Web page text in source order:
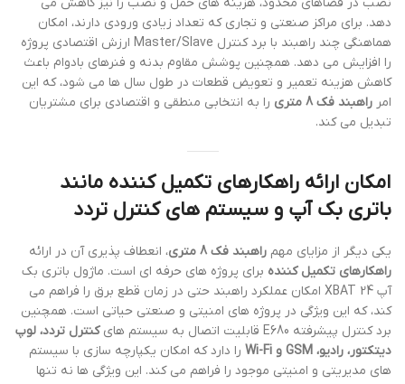
دهد. برای مراکز صنعتی و تجاری که تعداد زیادی ورودی دارند، امکان
هماهنگی چند راهبند با برد کنترل Master/Slave ارزش اقتصادی پروژه
را افزایش می دهد. همچنین پوشش مقاوم بدنه و فنرهای بادوام باعث
کاهش هزینه تعمیر و تعویض قطعات در طول سال ها می شود، که این
امر راهبند فک 8 متری
را به انتخابی منطقی و اقتصادی برای مشتریان
تبدیل می کند.
امکان ارائه راهکارهای تکمیل کننده مانند
باتری بک آپ و سیستم های کنترل تردد
یکی دیگر از مزایای مهم راهبند فک 8 متری
، انعطاف پذیری آن در ارائه
راهکارهای تکمیل کننده برای پروژه های حرفه ای است. ماژول باتری بک
آپ XBAT 24 امکان عملکرد راهبند حتی در زمان قطع برق را فراهم می
کند، که این ویژگی در پروژه های امنیتی و صنعتی حیاتی است. همچنین
برد کنترل پیشرفته E680 قابلیت اتصال به سیستم های
کنترل تردد، لوپ
دیتکتور، رادیو، GSM و Wi-Fi
را دارد که امکان یکپارچه سازی با سیستم
های مدیریتی و امنیتی موجود را فراهم می کند. این ویژگی ها نه تنها